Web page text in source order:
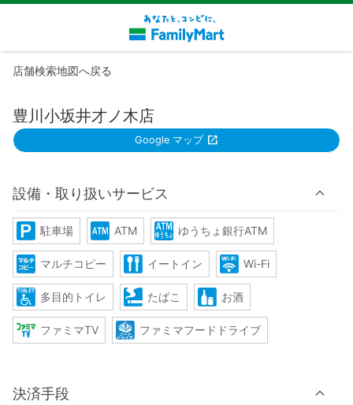
店舗検索地図へ戻る
豊川小坂井才ノ木店
Google マップ
設備・取り扱いサービス
駐車場 ATM ゆうちょ銀行ATM
マルチコピー イートイン Wi-Fi
多目的トイレ たばこ お酒
ファミマTV ファミマフードドライブ
決済手段